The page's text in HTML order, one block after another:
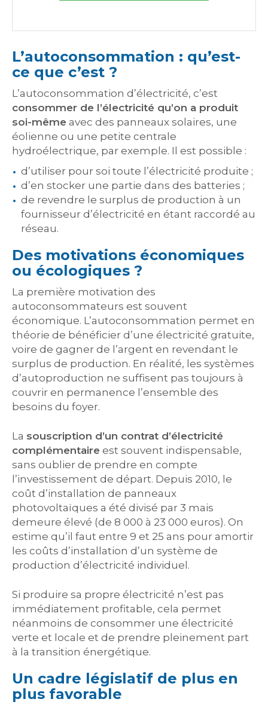
L’autoconsommation : qu’est-
ce que c’est ?
L’autoconsommation d’électricité, c’est
consommer de l’électricité qu’on a produit
soi-même avec des panneaux solaires, une
éolienne ou une petite centrale
hydroélectrique, par exemple. Il est possible :
d’utiliser pour soi toute l’électricité produite ;
d’en stocker une partie dans des batteries ;
de revendre le surplus de production à un
fournisseur d’électricité en étant raccordé au
réseau.
Des motivations économiques
ou écologiques ?
La première motivation des
autoconsommateurs est souvent
économique. L’autoconsommation permet en
théorie de bénéficier d’une électricité gratuite,
voire de gagner de l’argent en revendant le
surplus de production. En réalité, les systèmes
d’autoproduction ne suffisent pas toujours à
couvrir en permanence l’ensemble des
besoins du foyer.
La souscription d’un contrat d’électricité
complémentaire est souvent indispensable,
sans oublier de prendre en compte
l’investissement de départ. Depuis 2010, le
coût d’installation de panneaux
photovoltaïques a été divisé par 3 mais
demeure élevé (de 8 000 à 23 000 euros). On
estime qu’il faut entre 9 et 25 ans pour amortir
les coûts d’installation d’un système de
production d’électricité individuel.
Si produire sa propre électricité n’est pas
immédiatement profitable, cela permet
néanmoins de consommer une électricité
verte et locale et de prendre pleinement part
à la transition énergétique.
Un cadre législatif de plus en
plus favorable